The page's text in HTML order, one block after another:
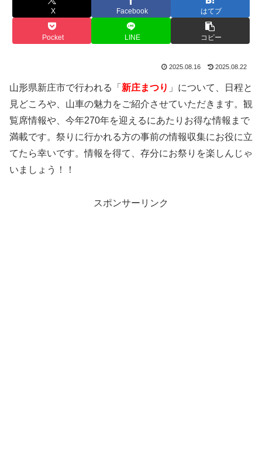
X Facebook はてブ
Pocket LINE コピー
2025.08.16 2025.08.22
山形県新庄市で行われる「 新庄まつり 」について、日程と
見どころや、山車の魅力をご紹介させていただきます。観
覧席情報や、今年270年を迎えるにあたりお得な情報まで
満載です。祭りに行かれる方の事前の情報収集にお役に立
てたら幸いです。情報を得て、存分にお祭りを楽しんじゃ
いましょう！！
スポンサーリンク